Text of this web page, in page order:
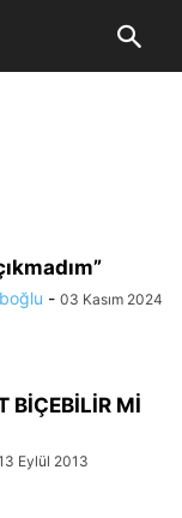
- 03 Kasım 2024
BİÇEBİLİR Mİ
Eylül 2013